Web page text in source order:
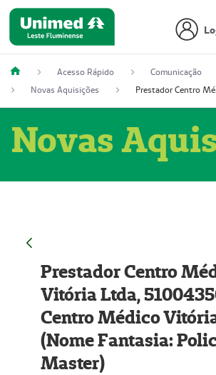
Acesso Rápido
Comunicação
Novas Aquisições
Prestador
Novas
Prestador Centro
Vitória Ltda,
Centro Médico
(Nome Fantasia:
Master)